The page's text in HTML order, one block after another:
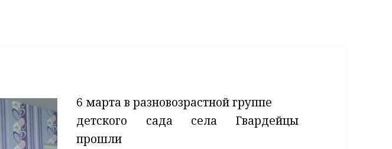
6 марта в разновозрастной группе
детского сада села Гвардейцы
прошли